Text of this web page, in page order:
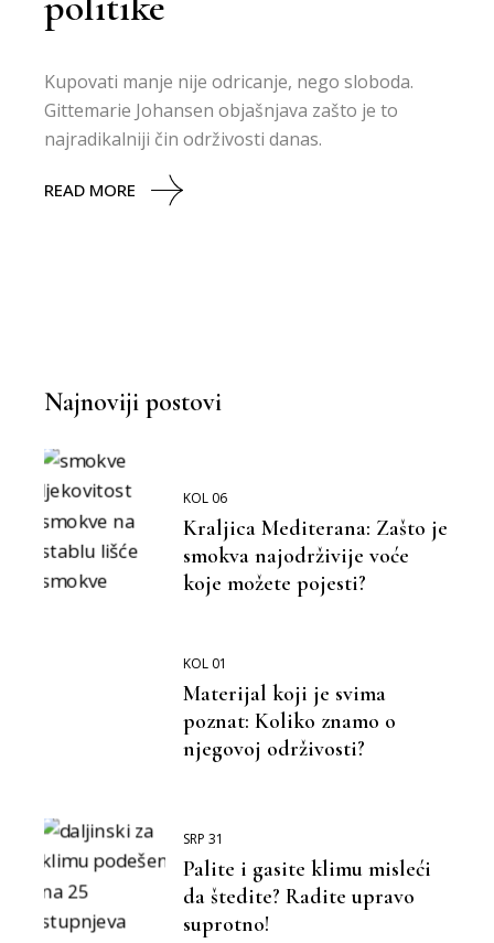
Kupovati manje nije odricanje, nego sloboda.
Gittemarie Johansen objašnjava zašto je to
najradikalniji čin održivosti danas.
READ MORE
Najnoviji postovi
KOL 06
Kraljica Mediterana: Zašto je
smokva najodrživije voće
koje možete pojesti?
KOL 01
Materijal koji je svima
poznat: Koliko znamo o
njegovoj održivosti?
SRP 31
Palite i gasite klimu misleći
da štedite? Radite upravo
suprotno!